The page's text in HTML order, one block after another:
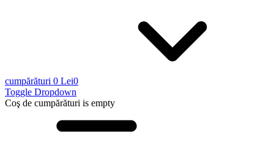
cumpărături 0 Lei0
Toggle Dropdown
Coş de cumpărături is empty